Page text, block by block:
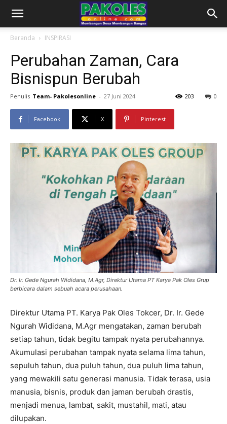
Beranda INSPIRASI
Perubahan Zaman, Cara
Bisnispun Berubah
Penulis Team- Pakolesonline - 27 Juni 2024 0
203
Facebook X Pinterest
Dr. Ir. Gede Ngurah Wididana, M.Agr, Direktur Utama PT Karya Pak Oles Grup
berbicara dalam sebuah acara perusahaan.
Direktur Utama PT. Karya Pak Oles Tokcer, Dr. Ir. Gede
Ngurah Wididana, M.Agr mengatakan, zaman berubah
setiap tahun, tidak begitu tampak nyata perubahannya.
Akumulasi perubahan tampak nyata selama lima tahun,
sepuluh tahun, dua puluh tahun, dua puluh lima tahun,
yang mewakili satu generasi manusia. Tidak terasa, usia
manusia, bisnis, produk dan jaman berubah drastis,
menjadi menua, lambat, sakit, mustahil, mati, atau
dilupakan.